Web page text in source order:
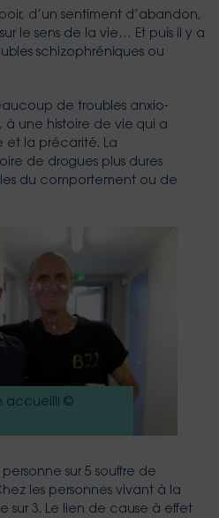
d’un sentiment d’abandon,
le sens de la vie… Et puis il y a
schizophréniques ou
de troubles anxio-
à une histoire de vie qui a
et la précarité. La
de drogues plus dures
du comportement ou de
accueilli ©
sur 5 souffre de
les personnes vivant à la
sur 3. Le lien de cause à effet